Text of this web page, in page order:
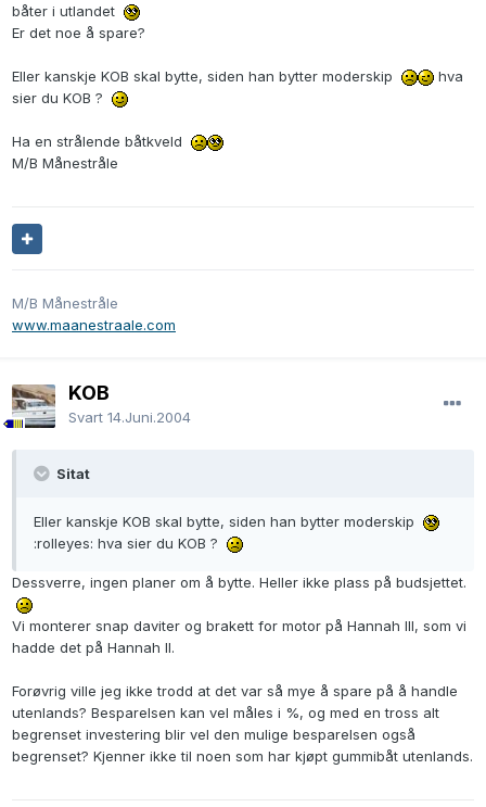
båter i utlandet
Er det noe å spare?
Eller kanskje KOB skal bytte, siden han bytter moderskip
hva
sier du KOB ?
Ha en strålende båtkveld
M/B Månestråle
M/B Månestråle
www.maanestraale.com
KOB
Svart 14.Juni.2004
Sitat
Eller kanskje KOB skal bytte, siden han bytter moderskip
:rolleyes: hva sier du KOB ?
Dessverre, ingen planer om å bytte. Heller ikke plass på budsjettet.
Vi monterer snap daviter og brakett for motor på Hannah III, som vi
hadde det på Hannah II.
Forøvrig ville jeg ikke trodd at det var så mye å spare på å handle
utenlands? Besparelsen kan vel måles i %, og med en tross alt
begrenset investering blir vel den mulige besparelsen også
begrenset? Kjenner ikke til noen som har kjøpt gummibåt utenlands.